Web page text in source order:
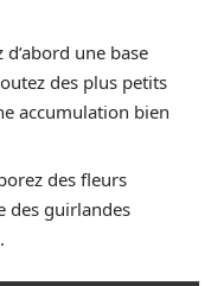
d’abord une base
des plus petits
accumulation bien
des fleurs
des guirlandes